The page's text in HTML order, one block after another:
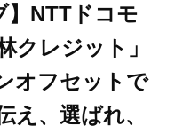
】NTTドコモ
クレジット」
オフセットで
え、選ばれ、